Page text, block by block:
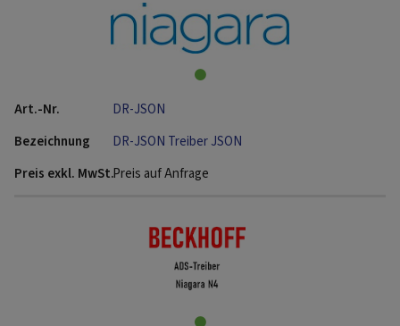
DR-JSON
DR-JSON Treiber JSON
Preis auf Anfrage